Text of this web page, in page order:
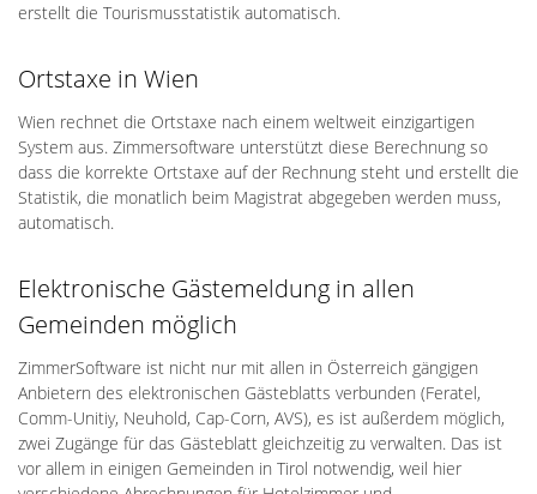
erstellt die Tourismusstatistik automatisch.
Ortstaxe in Wien
Wien rechnet die Ortstaxe nach einem weltweit einzigartigen
System aus. Zimmersoftware unterstützt diese Berechnung so
dass die korrekte Ortstaxe auf der Rechnung steht und erstellt die
Statistik, die monatlich beim Magistrat abgegeben werden muss,
automatisch.
Elektronische Gästemeldung in allen
Gemeinden möglich
ZimmerSoftware ist nicht nur mit allen in Österreich gängigen
Anbietern des elektronischen Gästeblatts verbunden (Feratel,
Comm-Unitiy, Neuhold, Cap-Corn, AVS), es ist außerdem möglich,
zwei Zugänge für das Gästeblatt gleichzeitig zu verwalten. Das ist
vor allem in einigen Gemeinden in Tirol notwendig, weil hier